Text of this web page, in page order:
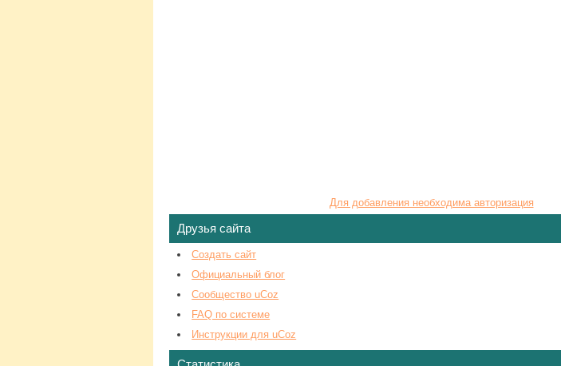
Для добавления необходима авторизация
Друзья сайта
Создать сайт
Официальный блог
Сообщество uCoz
FAQ по системе
Инструкции для uCoz